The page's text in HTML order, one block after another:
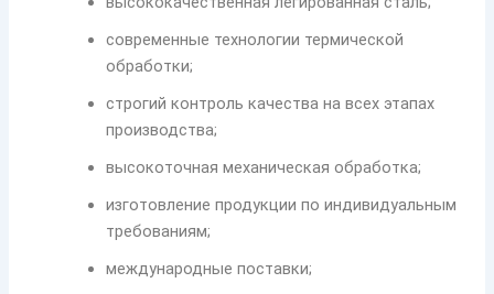
современные технологии термической
обработки;
строгий контроль качества на всех этапах
производства;
высокоточная механическая обработка;
изготовление продукции по индивидуальным
требованиям;
международные поставки;